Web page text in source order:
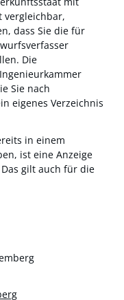
vergleichbar,
dass Sie die für
Die
Sie nach
eigenes Verzeichnis
in einem
ist eine Anzeige
gilt auch für die